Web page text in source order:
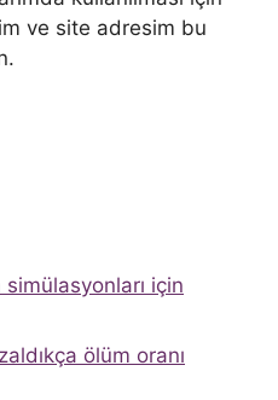
ve site adresim bu
için
ölüm oranı